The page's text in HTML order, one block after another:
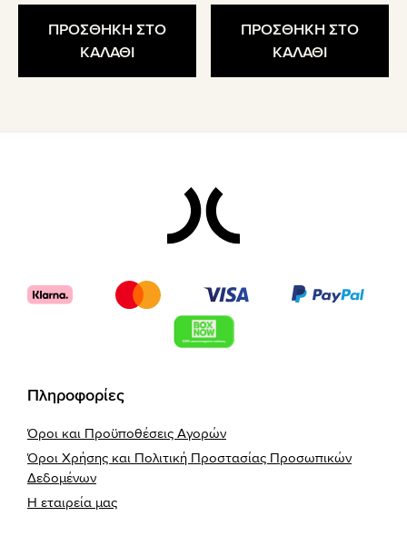
ΠΡΟΣΘΗΚΗ ΣΤΟ
ΚΑΛΑΘΙ
ΠΡΟΣΘΗΚΗ ΣΤΟ
ΚΑΛΑΘΙ
Πληροφορίες
Όροι και Προϋποθέσεις Αγορών
Όροι Χρήσης και Πολιτική Προστασίας Προσωπικών
Δεδομένων
Η εταιρεία μας